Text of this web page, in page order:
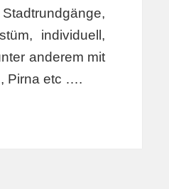
individuell,
anderem mit
Pirna etc ….